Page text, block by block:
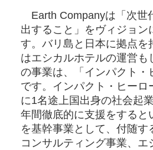
Earth Companyは「次世
出すること」をヴィジョン
す。バリ島と日本に拠点を
はエシカルホテルの運営も
の事業は、「インパクト・
です。インパクト・ヒーロ
に1名途上国出身の社会起
年間徹底的に支援をすると
を基幹事業として、付随す
コンサルティング事業、エ